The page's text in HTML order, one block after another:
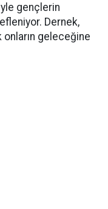
gençlerin
Dernek,
geleceğine